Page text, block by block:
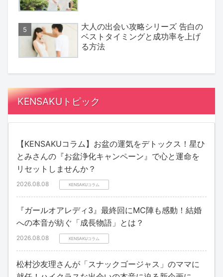
大人の出会い攻略シリーズ 告白の
ベストタイミングと成功率を上げ
る方法
KENSAKUトピック
【KENSAKUコラム】お盆の運気をデトックス！星ひ
とみさんの『お盆浄化キャンペーン』で心と運命を
リセットしませんか？
2026.08.08 KENSAKUコラム
『ガールオアレディ3』最終回にMC陣も感動！結婚
への本音が紡ぐ「成長物語」とは？
2026.08.08 KENSAKUコラム
松村沙友理さんが「スナックゴージャス」のママに